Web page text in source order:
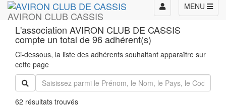
AVIRON CLUB CASSIS
MENU
Toggle
navigation
L'association AVIRON CLUB DE CASSIS
compte un total de 96 adhérent(s)
Ci-dessous, la liste des adhérents souhaitant apparaître sur
cette page
62 résultats trouvés